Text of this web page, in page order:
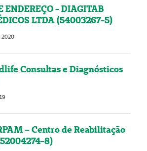
ENDEREÇO - DIAGITAB
LTDA (54003267-5)
2020
Consultas e Diagnósticos
– Centro de Reabilitação
8)